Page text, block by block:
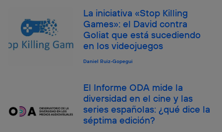
La iniciativa «Stop Killing
Games»: el David contra
Goliat que está sucediendo
en los videojuegos
Daniel Ruiz-Gopegui
El Informe ODA mide la
diversidad en el cine y las
series españolas: ¿qué dice la
séptima edición?